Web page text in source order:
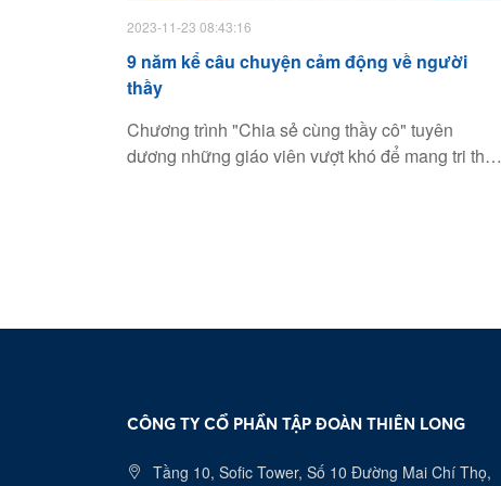
2023-11-23 08:43:16
9 năm kể câu chuyện cảm động về người
thầy
Chương trình "Chia sẻ cùng thầy cô" tuyên
dương những giáo viên vượt khó để mang tri thức
CÔNG TY CỔ PHẦN TẬP ĐOÀN THIÊN LONG
Tầng 10, Sofic Tower, Số 10 Đường Mai Chí Thọ,